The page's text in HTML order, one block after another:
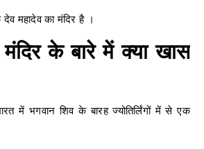
महादेव का मंदिर है ।
मंदिर के बारे में क्या खास
में भगवान शिव के बारह ज्योतिर्लिंगों में से एक